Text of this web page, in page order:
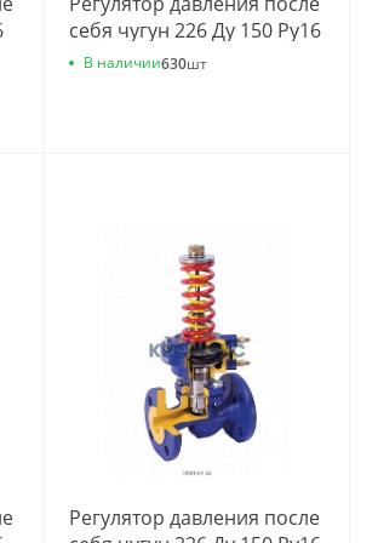
себя чугун 226 Ду 150 Ру16
фл 0.4-7 Kvs=200м3/ч
В наличии630шт
Регулятор давления после